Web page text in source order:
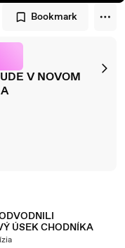
Bookmark
V NOVOM
ÚSEK CHODNÍKA